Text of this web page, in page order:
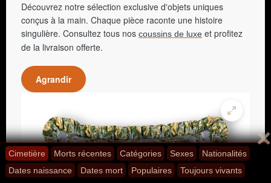
Cimetière Morts récentes Catégories Sexes
Nationalités
Dates naissance
Dates mort Populaires Toujours vivants
Découvrez notre sélection exclusive d'objets uniques
conçus à la main. Chaque pièce raconte une histoire
singulière. Consultez tous nos coussins de luxe et profitez
de la livraison offerte.
Agrandir